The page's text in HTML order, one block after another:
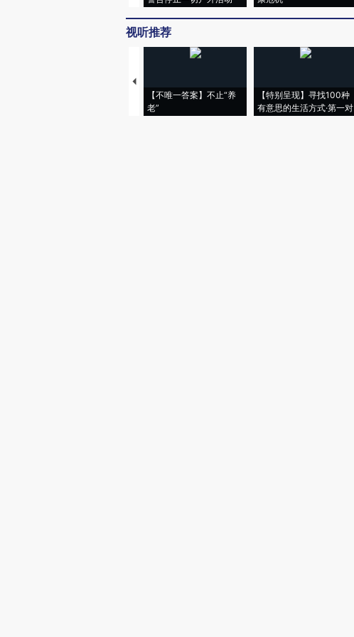
视听推荐
【不唯一答案】不止“养
老”
【特别呈现】寻找100种
有意思的生活方式·第一对